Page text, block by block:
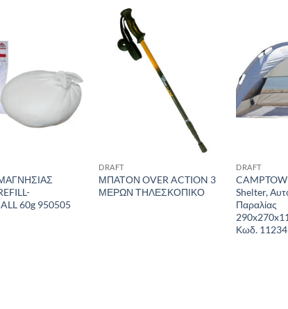
60g 950505
DRAFT
ΜΠΑΤΟΝ OVER ACTION 3
ΜΕΡΩΝ ΤΗΛΕΣΚΟΠΙΚΟ
DRAFT
Shelter,
Παραλίας
Κωδ.